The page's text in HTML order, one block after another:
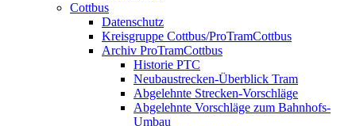
Cottbus
Datenschutz
Kreisgruppe Cottbus/ProTramCottbus
Archiv ProTramCottbus
Historie PTC
Neubaustrecken-Überblick Tram
Abgelehnte Strecken-Vorschläge
Abgelehnte Vorschläge zum Bahnhofs-
Umbau